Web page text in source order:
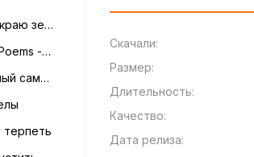
Ramzes - Встретимся на краю земли
Николай Некрасов, Vibe Poems - Русь
Radil ANAME - Мой любимый самый красивый
терпеть
Скачали:
Размер:
Длительность:
Качество:
Дата релиза: